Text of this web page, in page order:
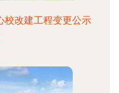
校改建工程变更公示